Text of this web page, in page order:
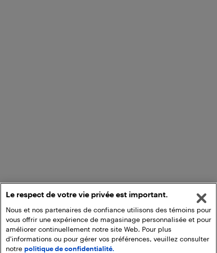
Ajouter au panier
Le respect de votre vie privée est important.
Nous et nos partenaires de confiance utilisons des témoins pour
vous offrir une expérience de magasinage personnalisée et pour
améliorer continuellement notre site Web. Pour plus
d'informations ou pour gérer vos préférences, veuillez consulter
notre politique de confidentialité.